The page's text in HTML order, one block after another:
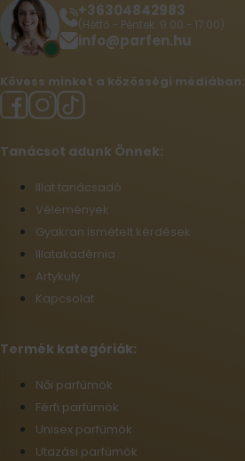
+36304842983
(Hétfő - Péntek: 9:00 - 17:00)
info@parfen.hu
Kövess minket a közösségi médiában:
Tanácsot adunk Önnek:
Illat tanácsadó
Vélemények
Gyakran ismételt kérdések
Illatakadémia
Artykuły
Kapcsolat
Termék kategóriák:
Női parfümök
Férfi parfümök
Unisex parfümök
Utazási parfümök